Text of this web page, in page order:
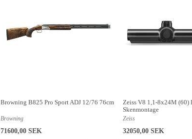
Browning B825 Pro Sport ADJ 12/76 76cm
Browning
71600,00 SEK
Zeiss V8 1,1-8x24M (60)
Skenmontage
Zeiss
32050,00 SEK